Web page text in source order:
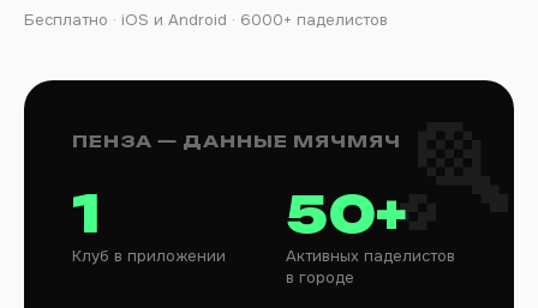
Бесплатно · iOS и Android · 6000+ паделистов
ПЕНЗА — ДАННЫЕ МЯЧМЯЧ
1
Клуб в приложении
50+
Активных паделистов
в городе